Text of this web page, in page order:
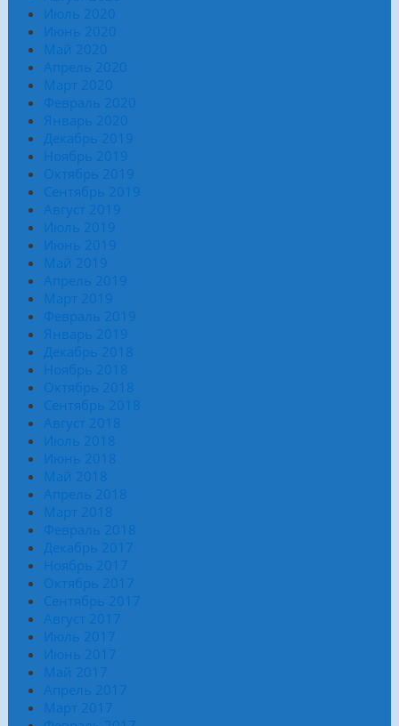
Июль 2020
Июнь 2020
Май 2020
Апрель 2020
Март 2020
Февраль 2020
Январь 2020
Декабрь 2019
Ноябрь 2019
Октябрь 2019
Сентябрь 2019
Август 2019
Июль 2019
Июнь 2019
Май 2019
Апрель 2019
Март 2019
Февраль 2019
Январь 2019
Декабрь 2018
Ноябрь 2018
Октябрь 2018
Сентябрь 2018
Август 2018
Июль 2018
Июнь 2018
Май 2018
Апрель 2018
Март 2018
Февраль 2018
Декабрь 2017
Ноябрь 2017
Октябрь 2017
Сентябрь 2017
Август 2017
Июль 2017
Июнь 2017
Май 2017
Апрель 2017
Март 2017